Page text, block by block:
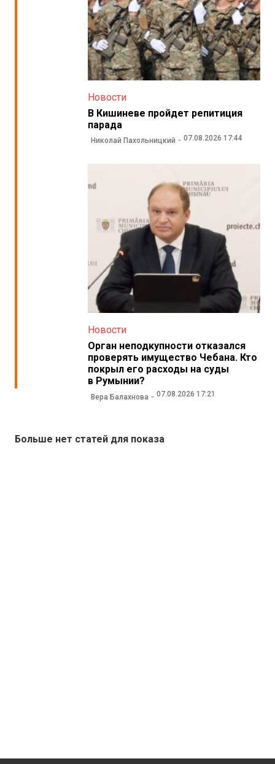
Новости
В Кишиневе пройдет репитиция
парада
Николай Пахольницкий 07.08.2026 17:44
Новости
Орган неподкупности отказался
проверять имущество Чебана. Кто
покрыл его расходы на суды
в Румынии?
Вера Балахнова 07.08.2026 17:21
Больше нет статей для показа